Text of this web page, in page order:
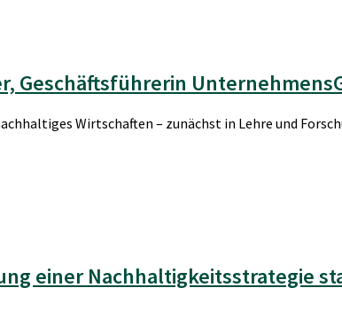
Geschäftsführerin
Wirtschaften – zunächst in Lehre und
einer Nachhaltigkeitsstrategie